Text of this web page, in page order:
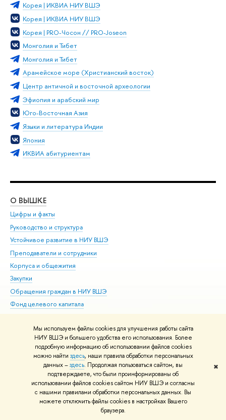
Мы используем файлы cookies для улучшения работы сайта
НИУ ВШЭ и большего удобства его использования. Более
подробную информацию об использовании файлов cookies
можно найти здесь, наши правила обработки персональных
данных –здесь. Продолжая пользоваться сайтом, вы
подтверждаете, что были проинформированы об
использовании файлов cookies сайтом НИУ ВШЭ и согласны
с нашими правилами обработки персональных данных. Вы
можете отключить файлы cookies в настройках Вашего
браузера.
✖
Корея | ИКВИА НИУ ВШЭ
Корея | ИКВИА НИУ ВШЭ
Корея | PRO-Чосон // PRO-Joseon
Монголия и Тибет
Монголия и Тибет
Арамейское море (Христианский восток)
Центр античной и восточной археологии
Эфиопия и арабский мир
Юго-Восточная Азия
Языки и литература Индии
Япония
ИКВИА абитуриентам
О ВЫШКЕ
Цифры и факты
Руководство и структура
Устойчивое развитие в НИУ ВШЭ
Преподаватели и сотрудники
Корпуса и общежития
Закупки
Обращения граждан в НИУ ВШЭ
Фонд целевого капитала
Сведения о доходах, расходах, об имуществе и
обязательствах имущественного характера
Сведения об образовательной организации
Людям с ограниченными возможностями здоровья
Единая платежная страница
Работа в Вышке